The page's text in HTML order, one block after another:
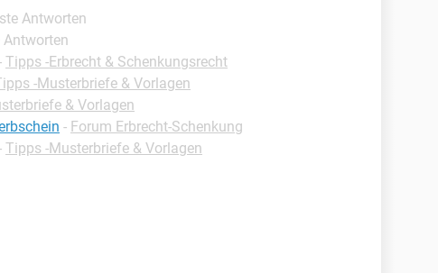
Antworten
Antworten
Tipps -Erbrecht & Schenkungsrecht
-Musterbriefe & Vorlagen
& Vorlagen
- Forum Erbrecht-Schenkung
Tipps -Musterbriefe & Vorlagen